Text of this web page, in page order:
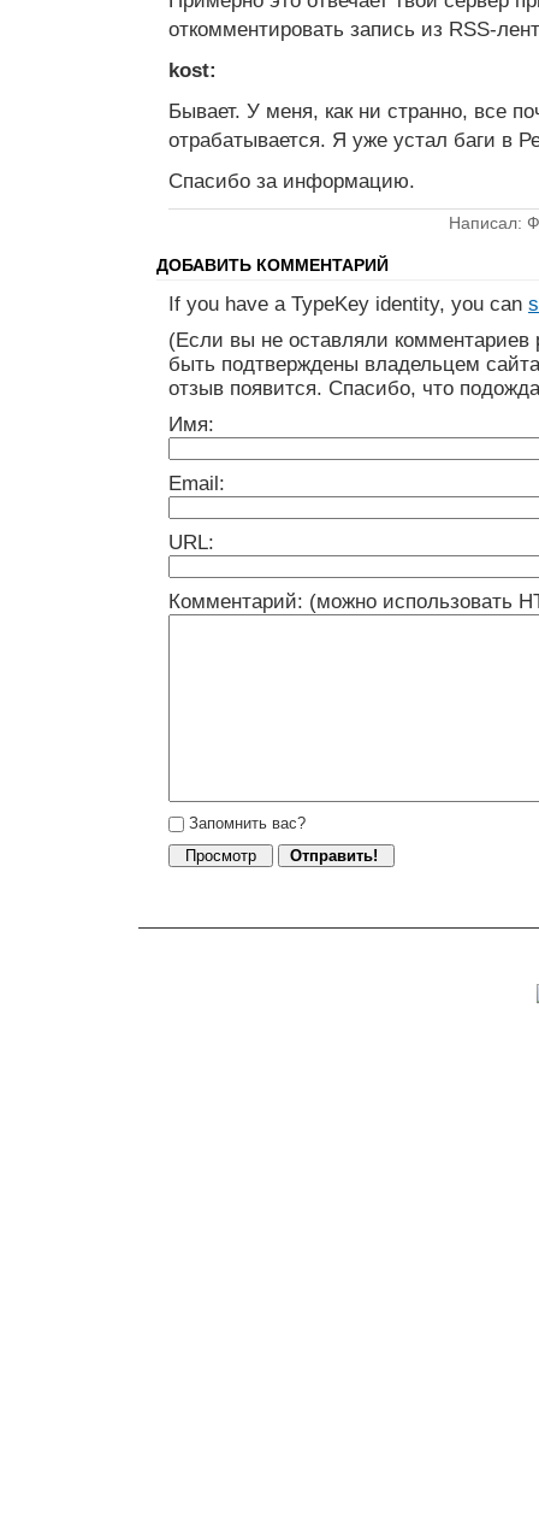
откомментировать запись из RSS-
kost:
Бывает. У меня, как ни странно, все
отрабатывается. Я уже устал баги в
Спасибо за информацию.
Написал:
ДОБАВИТЬ КОММЕНТАРИЙ
If you have a TypeKey identity, you can
(Если вы не оставляли
быть подтверждены владельцем
отзыв появится. Спасибо, что
Имя:
Email:
URL:
Комментарий: (можно использовать
Запомнить вас?